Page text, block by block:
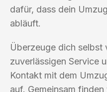
dafür, dass dein
abläuft.
Überzeuge dich selbst
zuverlässigen Service
Kontakt mit dem
auf. Gemeinsam